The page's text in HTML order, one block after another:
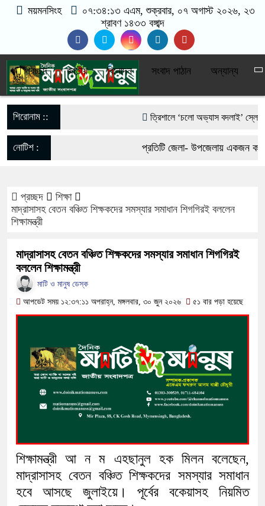
ময়মনসিংহ ০৭:৩৪:১৪ এএম, শুক্রবার, ০৭ অগাস্ট ২০২৬, ২৩
শ্রাবণ ১৪৩৩ বঙ্গাব্দ
প্রচ্ছদ জাতীয় বিনোদন সংবাদ পাঠান অন্যান্য
শিরোনাম :: ‎ত্রিশালে ‘চলো অভ্যাস বদলাই’
আওয়ামী লীগের নিষেধাজ্ঞা প্রত্যাহারের
ভারী বৃষ্টিতে ছেপটখালীর একমাত্র সড়ক
আওয়ামী লীগ আমলে এক তৃতীয়াংশ অর্থ
বিপাকে জানিয়েছে গভর্নর
সরকারকে ব্যর্থ করতে দেশের বিরুদ্ধে
দেশের বাজারে ফের বড় ধাক্কা: এক লাফে
বিচার প্রক্রিয়া শুরু: হাছান-নওফেলসহ
নোটিশ : প্রতিটি জেলা- উপজেলায় একজন করে
প্রচ্ছদ
শিক্ষা
মাদ্রাসাসহ বেতন বঞ্চিত শিক্ষকদের সমস্যার সমাধান শিগগিরই বললেন
শিক্ষামন্ত্রী
মাদ্রাসাসহ বেতন বঞ্চিত শিক্ষকদের সমস্যার সমাধান শিগগিরই
বললেন শিক্ষামন্ত্রী
মাটি ও মানুষ ডেস্ক
আপডেট সময় ১২:৩৭:১১ অপরাহ্ন, মঙ্গলবার, ৩০ জুন ২০২৬
৫১ বার পড়া হয়েছে
শিক্ষামন্ত্রী আ ন ম এহছানুল হক মিলন বলেছেন,
মাদ্রাসাসহ বেতন বঞ্চিত শিক্ষকদের সমস্যার সমাধান
হবে আসছে জুলাইয়ে। পূর্বের বকেয়াসহ নিয়মিত